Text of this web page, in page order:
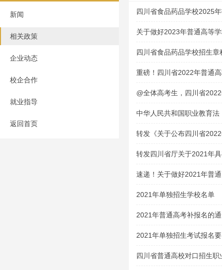
新闻
相关政策
企业动态
校企合作
就业指导
返回首页
四川省食品药品学校2025
关于做好2023年普通高等
的通知
四川省食品药品学校招生章
重磅！四川省2022年普通
@全体高考生，四川省
中华人民共和国职业教育法
转发《关于公布四川省
技能考试大纲的通知》
转发四川省厅关于2021年
资格学校及专业的通告
速递！关于做好2021年普
通知
2021年单独招生学校名单
2021年普通高考补报名的
2021年单独招生考试报名
四川省普通高校对口招生